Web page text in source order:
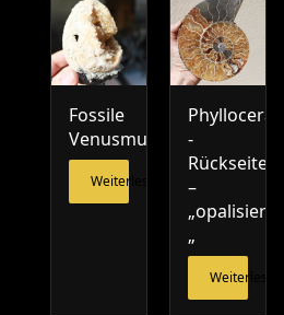
Fossile
Venusmuschel
Weiterlesen
Phylloceras
-
Rückseite
–
„opalisiert
„
Weiterlesen